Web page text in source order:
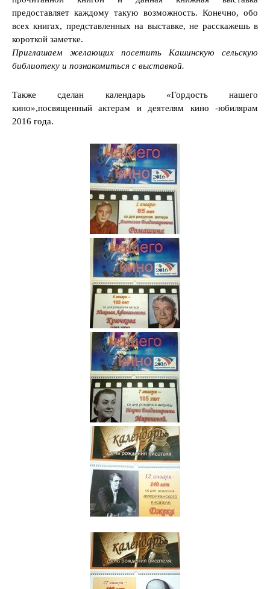
предоставляет каждому такую возможность. Конечно, обо
всех книгах, представленных на выставке, не расскажешь в
короткой заметке.
Приглашаем желающих посетить Кашинскую сельскую
библиотеку и познакомиться с выставкой.
Также сделан календарь «Гордость нашего
кино»,посвященный актерам и деятелям кино -юбилярам
2016 года.